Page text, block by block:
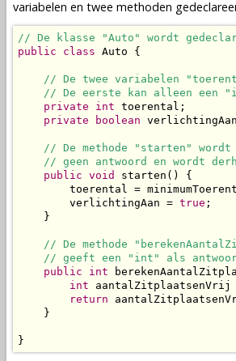
variabelen en twee methoden
// De klasse "Auto" wordt
public
class Auto {
// De twee variabelen
// De eerste kan alleen een
private
int toerental;
private
boolean
// De methode "starten" wordt
// geen antwoord en wordt
public void
starten() {
toerental =
        verlichtingAan =
true ;
    }
// De methode
// geeft een "int" als
public
int
int aantalZitplaatsenVrij
return
    }
}